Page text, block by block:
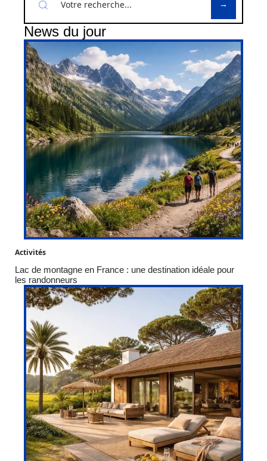
News du jour
Activités
Lac de montagne en France : une destination idéale pour
les randonneurs